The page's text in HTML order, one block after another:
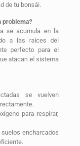
de tu bonsái.
problema?
se acumula en la
a las raíces del
perfecto para el
atacan el sistema
se vuelven
para respirar,
encharcados